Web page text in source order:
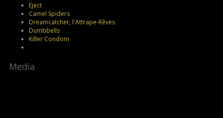
Eject
Camel Spiders
Dreamcatcher, l'Attrape-Rêves
Dumbbells
Killer Condom
Media